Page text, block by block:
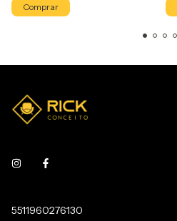
Comprar
5511960276130